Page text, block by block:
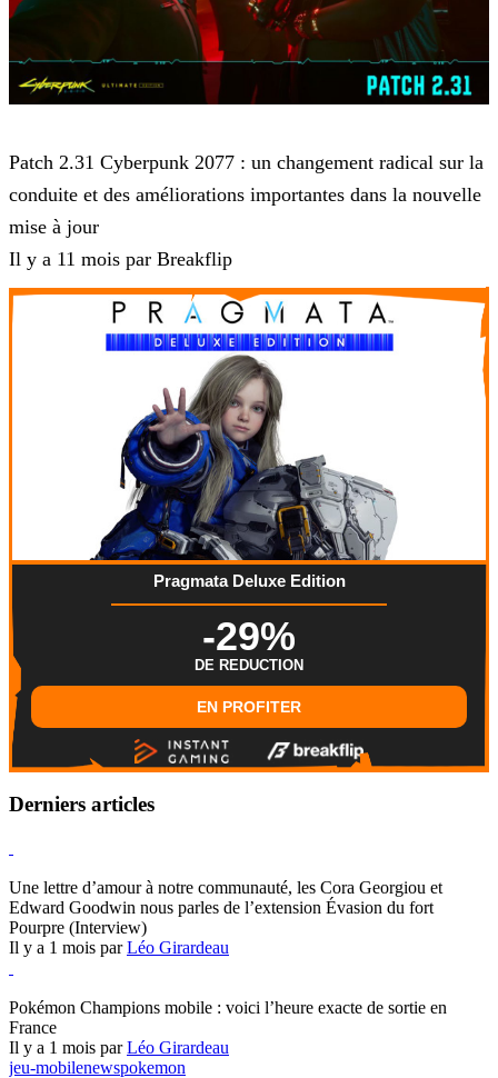
Patch 2.31 Cyberpunk 2077 : un changement radical sur la
conduite et des améliorations importantes dans la nouvelle
mise à jour
Il y a 11 mois par Breakflip
Pragmata Deluxe Edition
-29%
DE REDUCTION
EN PROFITER
Derniers articles
Une lettre d’amour à notre communauté, les Cora Georgiou et
Edward Goodwin nous parles de l’extension Évasion du fort
Pourpre (Interview)
Il y a 1 mois parLéo Girardeau
Pokémon Champions mobile : voici l’heure exacte de sortie en
France
Il y a 1 mois parLéo Girardeau
jeu-mobilenewspokemon